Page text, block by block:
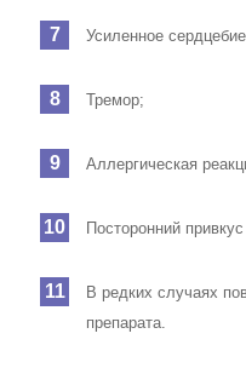
Усиленное
Тремор;
Аллергическая
Посторонний
В редких случаях
препарата.